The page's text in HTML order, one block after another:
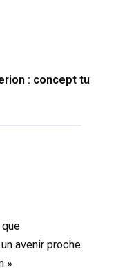
: concept tu
avenir proche
»